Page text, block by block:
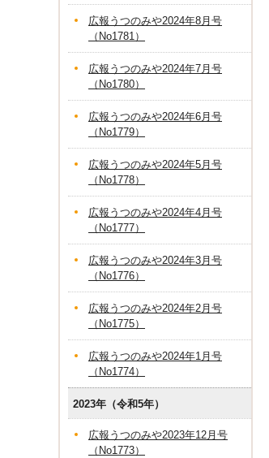
広報うつのみや2024年8月号
（No1781）
広報うつのみや2024年7月号
（No1780）
広報うつのみや2024年6月号
（No1779）
広報うつのみや2024年5月号
（No1778）
広報うつのみや2024年4月号
（No1777）
広報うつのみや2024年3月号
（No1776）
広報うつのみや2024年2月号
（No1775）
広報うつのみや2024年1月号
（No1774）
2023年（令和5年）
広報うつのみや2023年12月号
（No1773）